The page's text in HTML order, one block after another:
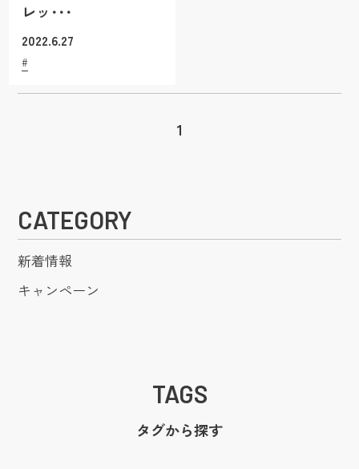
2022.6.27
レッ･･･
1
CATEGORY
新着情報
キャンペーン
TAGS
タグから探す